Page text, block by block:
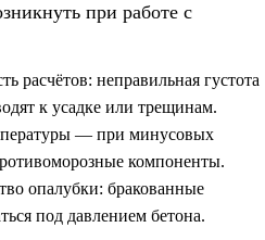
при работе с
расчётов: неправильная густота
к усадке или трещинам.
— при минусовых
компоненты.
опалубки: бракованные
под давлением бетона.